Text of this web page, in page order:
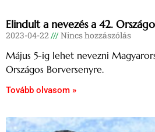
Elindult a nevezés a 42.
2023-04-22 Nincs hozzászólás
Május 5-ig lehet nevezni
Országos Borversenyre.
Tovább olvasom »